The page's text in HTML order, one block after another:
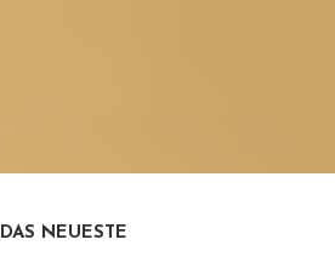
DAS NEUESTE